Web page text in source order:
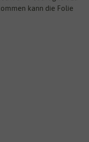
kann die Folie